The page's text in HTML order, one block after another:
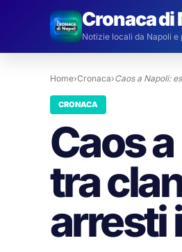
Cronaca di
Notizie locali da Napoli e
Home›Cronaca›Caos a Napoli:
CRONACA
Caos
tra
arresti